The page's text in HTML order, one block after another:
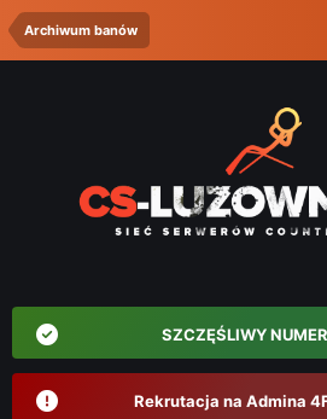
Archiwum banów
SZCZĘŚLIWY
Rekrutacja na Admina